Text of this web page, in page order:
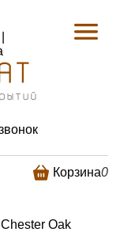
Корзина0
Oak